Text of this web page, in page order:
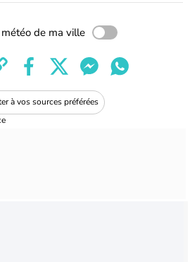
de ma ville
à vos sources préférées